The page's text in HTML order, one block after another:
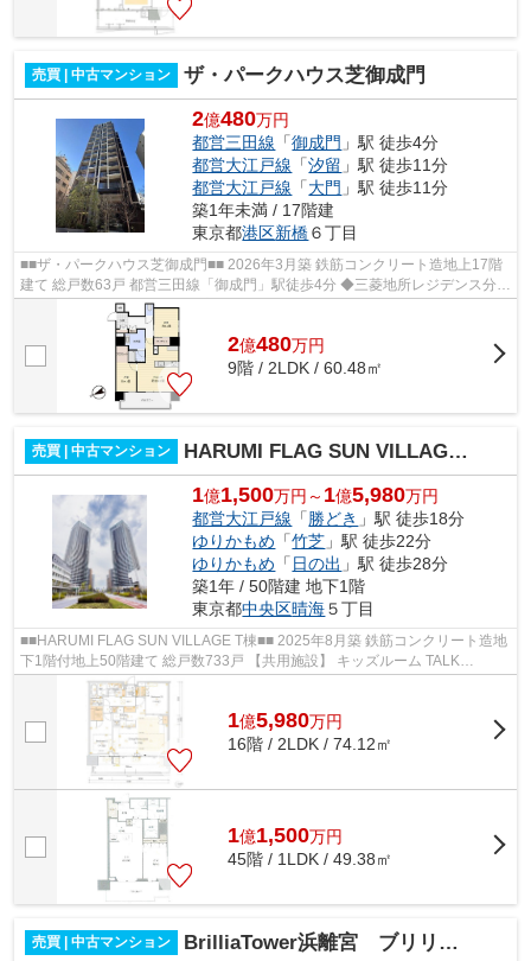
売買 | 中古マンション ザ・パークハウス芝御成門
2億480万円
都営三田線 「御成門 」駅 徒歩4分
都営大江戸線 「汐留 」駅 徒歩11分
都営大江戸線 「大門 」駅 徒歩11分
築1年未満 / 17階建
東京都港区新橋６丁目
■■ザ・パークハウス芝御成門■■ 2026年3月築 鉄筋コンクリート造地上17階
建て 総戸数63戸 都営三田線「御成門」駅徒歩4分 ◆三菱地所レジデンス分譲
◆個別宅配ボックス設置 ◆プライバ...
2億480万円
9階 / 2LDK / 60.48㎡
売買 | 中古マンション HARUMI FLAG SUN VILLAGE T棟
1億1,500万円～ 1億5,980万円
都営大江戸線 「 勝どき 」駅 徒歩18分
ゆりかもめ 「竹芝 」駅 徒歩22分
ゆりかもめ 「 日の出 」駅 徒歩28分
築1年 / 50階建 地下1階
東京都中央区晴海５丁目
■■HARUMI FLAG SUN VILLAGE T棟■■ 2025年8月築 鉄筋コンクリート造地
下1階付地上50階建て 総戸数733戸 【共用施設】 キッズルーム TALK
SALON SKY LOUNGE URBAN ゲストルーム パーテ...
1億5,980万円
16階 / 2LDK / 74.12㎡
1億1,500万円
45階 / 1LDK / 49.38㎡
売買 | 中古マンション BrilliaTower浜離宮 ブリリアタワー浜離宮